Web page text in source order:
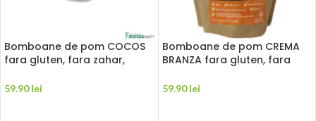
Bomboane de pom COCOS
fara gluten, fara zahar,
59.90lei
Bomboane de pom CREMA
BRANZA fara gluten, fara
Reform
59.90lei